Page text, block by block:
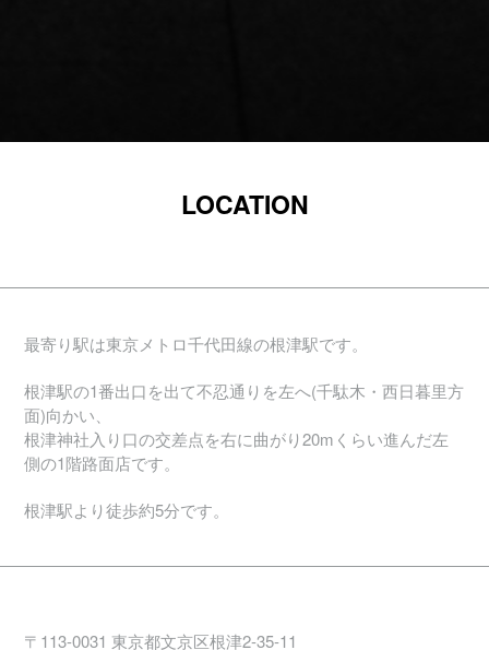
LOCATION
最寄り駅は東京メトロ千代田線の根津駅です。
根津駅の1番出口を出て不忍通りを左へ(千駄木・西日暮里方
面)向かい、
根津神社入り口の交差点を右に曲がり20mくらい進んだ左
側の1階路面店です。
根津駅より徒歩約5分です。
〒113-0031 東京都文京区根津2-35-11